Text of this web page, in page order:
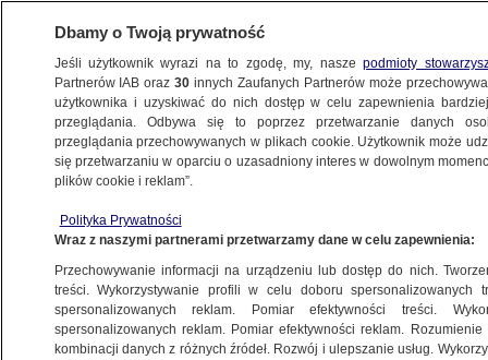
BIZNES
NAJNOWSZE
17.03.2009, 11:21Aktualizacja:17.03.2009, 11:54
Udostępnij
Dbamy o Twoją prywatność
Jeśli użytkownik wyrazi na to zgodę, my, naszepodmioty
Partnerów IAB oraz30 innych Zaufanych Partnerów może
użytkownika i uzyskiwać do nich dostęp w celu zapewnienia
przeglądania. Odbywa się to poprzez przetwarzanie danych
przeglądania przechowywanych w plikach cookie. Użytkownik może
się przetwarzaniu w oparciu o uzasadniony interes w dowolnym
plików cookie i reklam”.
Polityka Prywatności
Wraz z naszymi partnerami przetwarzamy dane w celu zapewnienia:
Przechowywanie informacji na urządzeniu lub dostęp do nich.
treści. Wykorzystywanie profili w celu doboru spersonalizowanych
spersonalizowanych reklam. Pomiar efektywności treści.
spersonalizowanych reklam. Pomiar efektywności reklam.
kombinacji danych z różnych źródeł. Rozwój i ulepszanie usług.